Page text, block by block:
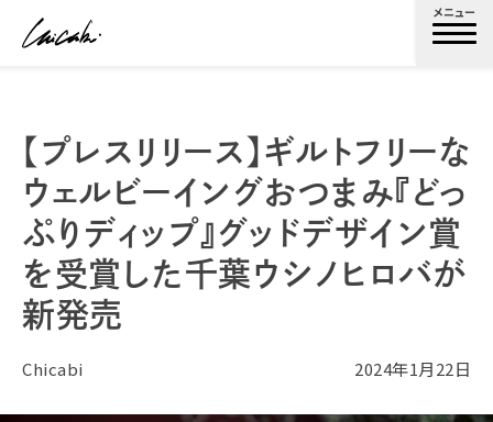
メニュー
【プレスリリース】ギルトフリーな
ウェルビーイングおつまみ『どっ
ぷりディップ』グッドデザイン賞
を受賞した千葉ウシノヒロバが
新発売
Chicabi 2024年1月22日